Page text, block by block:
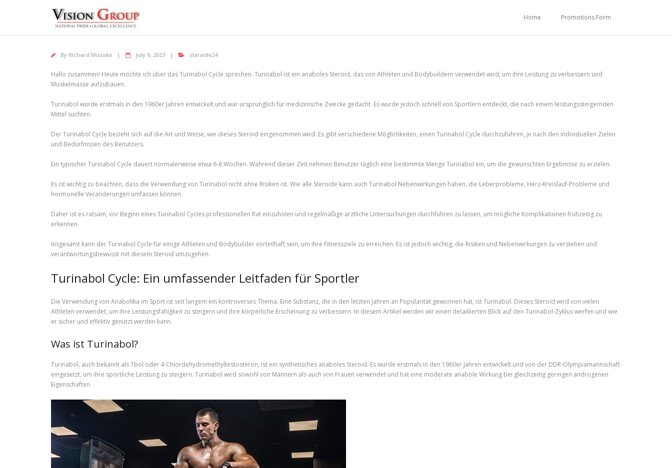
Home Promotions Form
By Richard Musoke July 9, 2023 steroide24
Hallo zusammen! Heute möchte ich über das Turinabol Cycle sprechen. Turinabol ist ein anaboles Steroid, das von Athleten und Bodybuildern verwendet wird, um ihre Leistung zu verbessern und
Muskelmasse aufzubauen.
Turinabol wurde erstmals in den 1960er Jahren entwickelt und war ursprünglich für medizinische Zwecke gedacht. Es wurde jedoch schnell von Sportlern entdeckt, die nach einem leistungssteigernden
Mittel suchten.
Der Turinabol Cycle bezieht sich auf die Art und Weise, wie dieses Steroid eingenommen wird. Es gibt verschiedene Möglichkeiten, einen Turinabol Cycle durchzuführen, je nach den individuellen Zielen
und Bedürfnissen des Benutzers.
Ein typischer Turinabol Cycle dauert normalerweise etwa 6-8 Wochen. Während dieser Zeit nehmen Benutzer täglich eine bestimmte Menge Turinabol ein, um die gewünschten Ergebnisse zu erzielen.
Es ist wichtig zu beachten, dass die Verwendung von Turinabol nicht ohne Risiken ist. Wie alle Steroide kann auch Turinabol Nebenwirkungen haben, die Leberprobleme, Herz-Kreislauf-Probleme und
hormonelle Veränderungen umfassen können.
Daher ist es ratsam, vor Beginn eines Turinabol Cycles professionellen Rat einzuholen und regelmäßige ärztliche Untersuchungen durchführen zu lassen, um mögliche Komplikationen frühzeitig zu
erkennen.
Insgesamt kann der Turinabol Cycle für einige Athleten und Bodybuilder vorteilhaft sein, um ihre Fitnessziele zu erreichen. Es ist jedoch wichtig, die Risiken und Nebenwirkungen zu verstehen und
verantwortungsbewusst mit diesem Steroid umzugehen.
Turinabol Cycle: Ein umfassender Leitfaden für Sportler
Die Verwendung von Anabolika im Sport ist seit langem ein kontroverses Thema. Eine Substanz, die in den letzten Jahren an Popularität gewonnen hat, ist Turinabol. Dieses Steroid wird von vielen
Athleten verwendet, um ihre Leistungsfähigkeit zu steigern und ihre körperliche Erscheinung zu verbessern. In diesem Artikel werden wir einen detaillierten Blick auf den Turinabol-Zyklus werfen und wie
er sicher und effektiv genutzt werden kann.
Was ist Turinabol?
Turinabol, auch bekannt als Tbol oder 4-Chlordehydromethyltestosteron, ist ein synthetisches anaboles Steroid. Es wurde erstmals in den 1960er Jahren entwickelt und von der DDR-Olympiamannschaft
eingesetzt, um ihre sportliche Leistung zu steigern. Turinabol wird sowohl von Männern als auch von Frauen verwendet und hat eine moderate anabole Wirkung bei gleichzeitig geringen androgenen
Eigenschaften.